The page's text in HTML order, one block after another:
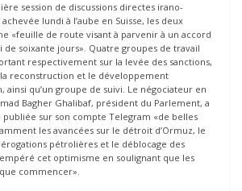
session de discussions directes irano-
lundi à l’aube en Suisse, les deux
«feuille de route visant à parvenir à un accord
de soixante jours». Quatre groupes de travail
respectivement sur la levée des sanctions,
reconstruction et le développement
ainsi qu’un groupe de suivi. Le négociateur en
Bagher Ghalibaf, président du Parlement, a
publiée sur son compte Telegram «de belles
les avancées sur le détroit d’Ormuz, le
pétrolières et le déblocage des
cet optimisme en soulignant que les
commencer».